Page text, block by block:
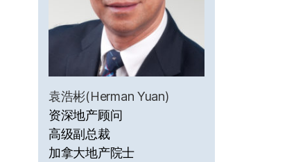
袁浩彬(Herman Yuan)
资深地产顾问
高级副总裁
加拿大地产院士